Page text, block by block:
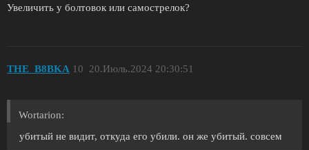
Увеличить у болтовок или самострелок?
THE_B8BKA 20.Июль.2024 20:30:51
10
Wortarion:
убитый не видит, откуда его убили. он же убитый. совсем